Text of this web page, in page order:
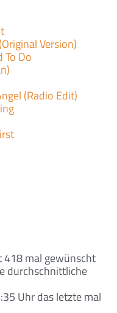
Version)
To Do
(Radio Edit)
418 mal gewünscht
durchschnittliche
Uhr das letzte mal